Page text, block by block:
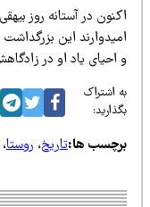
در آستانه‌ روز بیهقی،
این بزرگداشت
احیای یاد او در زادگاهش
اشتراک
ها:تاریخ،روستا ،